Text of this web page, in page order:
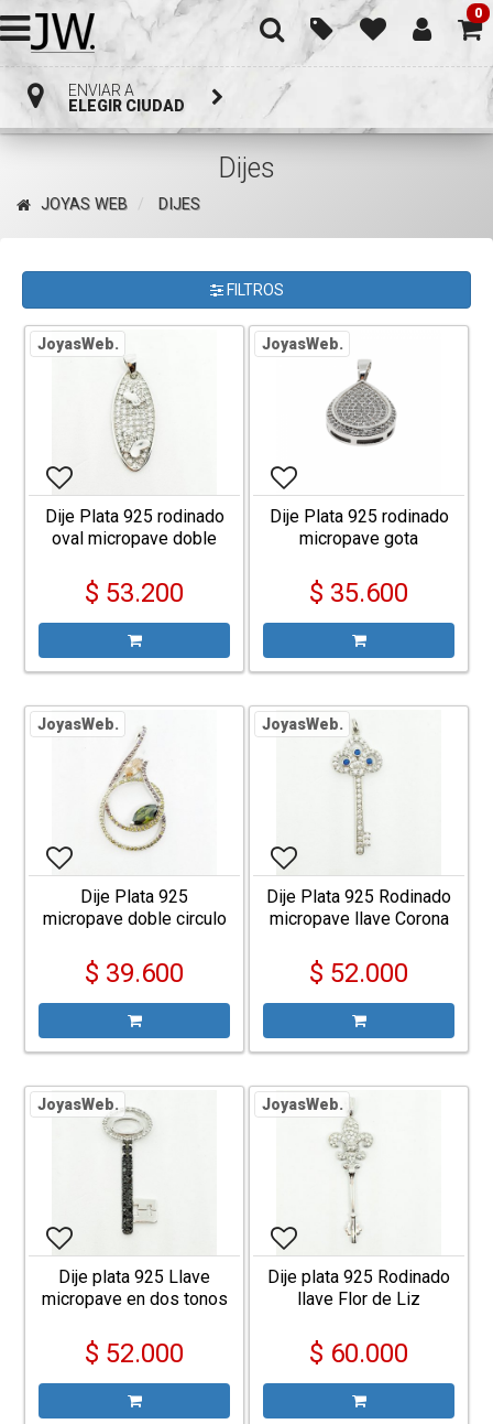
0
ENVIAR A
ELEGIR CIUDAD
Dijes
JOYAS WEB DIJES
FILTROS
JoyasWeb.
Dije Plata 925 rodinado
oval micropave doble
$ 53.200
JoyasWeb.
Dije Plata 925 rodinado
micropave gota
$ 35.600
JoyasWeb.
Dije Plata 925
micropave doble circulo
$ 39.600
JoyasWeb.
Dije Plata 925 Rodinado
micropave llave Corona
$ 52.000
JoyasWeb.
Dije plata 925 Llave
micropave en dos tonos
$ 52.000
JoyasWeb.
Dije plata 925 Rodinado
llave Flor de Liz
$ 60.000